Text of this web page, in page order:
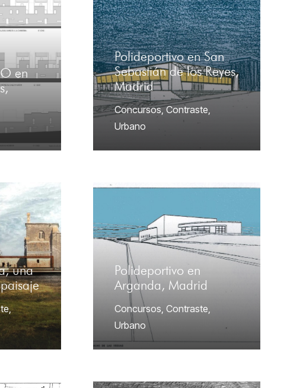
en
Polideportivo en San
Sebastián de los Reyes,
Madrid
Concursos,Contraste,
Urbano
una
,
Polideportivo en
Arganda, Madrid
Concursos, Contraste,
Urbano